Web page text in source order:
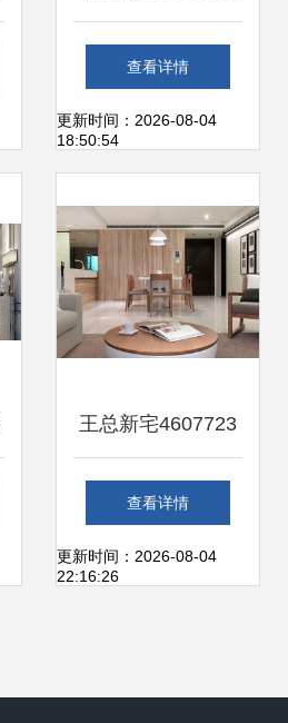
目 金仕捷装饰打造
品质家居新典范
查看详情
更新时间：2026-08-04
18:50:54
王总新宅4607723
钜惠装饰项目 高品
质装修工程的匠心
查看详情
更新时间：2026-08-04
22:16:26